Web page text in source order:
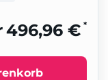
496,96 € *